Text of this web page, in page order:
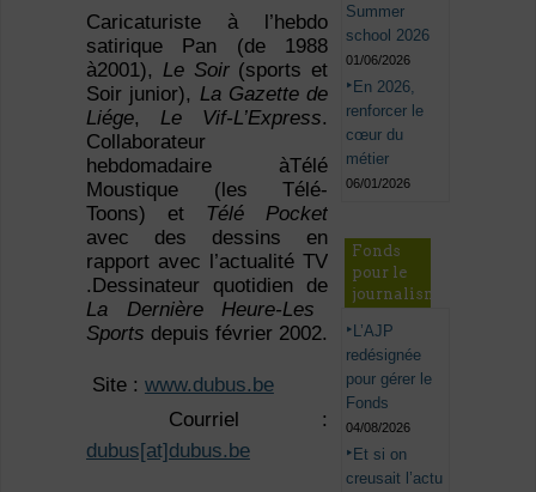
Caricaturiste à l’hebdo
satirique Pan (de 1988
à2001), Le Soir(sports et
Soir junior), La Gazette de
Liége,Le Vif-L’Express.
Collaborateur
hebdomadaire àTélé
Moustique (les Télé-
Toons) et Télé Pocket
avec des dessins en
rapport avec l’actualité TV
.Dessinateur quotidien de
La Dernière Heure-Les
Sports depuis février 2002.
 Site : www.dubus.be
 Courriel :
dubus[at]dubus.be
Summer
school 2026
01/06/2026
En 2026,
renforcer le
cœur du
métier
06/01/2026
Fonds
pour le
journalisme
L’AJP
redésignée
pour gérer le
Fonds
04/08/2026
Et si on
creusait l’actu